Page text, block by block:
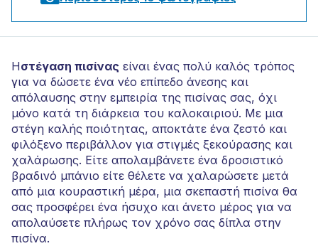
Ηστέγαση πισίνας είναι ένας πολύ καλός τρόπος
για να δώσετε ένα νέο επίπεδο άνεσης και
απόλαυσης στην εμπειρία της πισίνας σας, όχι
μόνο κατά τη διάρκεια του καλοκαιριού. Με μια
στέγη καλής ποιότητας, αποκτάτε ένα ζεστό και
φιλόξενο περιβάλλον για στιγμές ξεκούρασης και
χαλάρωσης. Είτε απολαμβάνετε ένα δροσιστικό
βραδινό μπάνιο είτε θέλετε να χαλαρώσετε μετά
από μια κουραστική μέρα, μια σκεπαστή πισίνα θα
σας προσφέρει ένα ήσυχο και άνετο μέρος για να
απολαύσετε πλήρως τον χρόνο σας δίπλα στην
πισίνα.